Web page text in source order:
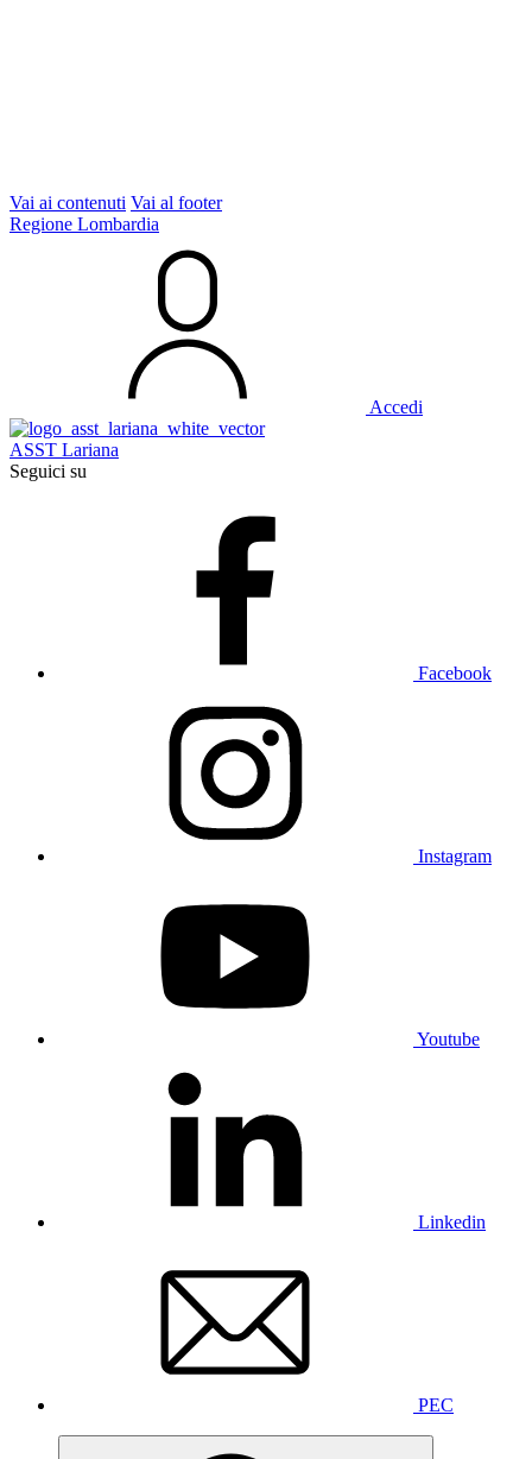
Vai ai contenuti Vai al footer
Regione Lombardia
Accedi
ASST Lariana
Seguici su
Facebook
Instagram
Youtube
Linkedin
PEC